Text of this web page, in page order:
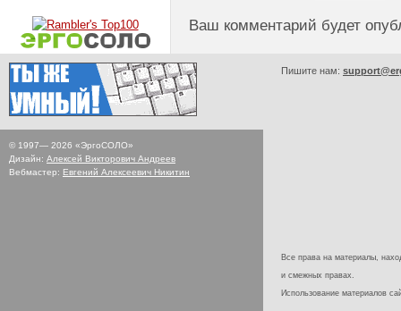
Ваш комментарий будет
© 1997— 2026 «ЭргоСОЛО»
Дизайн: Алексей Викторович Андреев
Вебмастер: Евгений Алексеевич Никитин
Пишите нам:
Все права на материалы,
и смежных правах.
Использование материалов